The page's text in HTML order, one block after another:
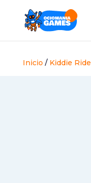
Inicio / Kiddie Ride